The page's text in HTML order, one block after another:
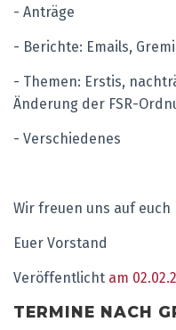
- Anträge
- Berichte: Emails,
- Themen: Erstis,
Änderung der FSR-
- Verschiedenes
Wir freuen uns auf euch
Euer Vorstand
Veröffentlicht am
TERMINE NACH